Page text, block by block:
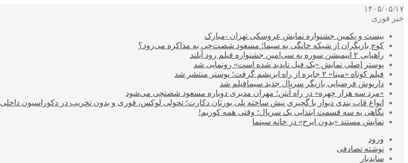
۱۴۰۵/۰۵/۱۷
خبر فوری
بیست و یکمین جشنواره نمایش عروسکی تهران -مبارک
کوچ بازیگران از شبکه خانگی به سیما؛ مسعود شصت‌چی به مذاکره می‌رود؟
راهیابی ۲ انیمیشن سوره به سی‌امین جشنواره فیلم رود آیلند
پوستر اصلی نمایش «یک فیل ناپدید شده است» رونمایی شد
فیلم کوتاه «مینا» ۲ جایزه از راه ابریشم گرفت؛ پوستر منتشر شد
داریوش فرضیایی بازیگر سریال جدید سیمافیلم شد
«مرد سه هزار چهره» در راه آنتن؛ مهران مدیری دوباره مسعود شصتچی می‌شود
انواع قاب بندی دیوار با گچبری پیش ساخته پلی یورتان دکارت؛ تحولی لوکس، فوری و بدون تخریب در دکوراسیون داخلی
نگاهی به سه قسمت ابتدایی یک سریال؛ وقتی همه کوریم!
نمایش مستند «بدون ایرج» در خانه سینما
ورود
نوشته تصادفی
سایدبار